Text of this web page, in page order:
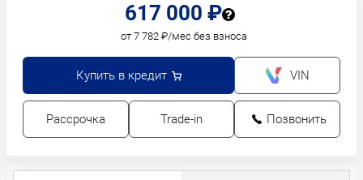
617 000 ₽
от 7 782 ₽/мес без взноса
Купить в кредит VIN
Рассрочка Trade-in Позвонить